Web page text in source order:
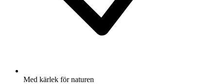
Med kärlek för naturen